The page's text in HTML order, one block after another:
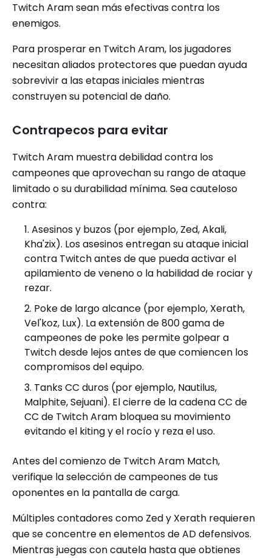
Twitch Aram sean más efectivas contra los
enemigos.
Para prosperar en Twitch Aram, los jugadores
necesitan aliados protectores que puedan ayuda
sobrevivir a las etapas iniciales mientras
construyen su potencial de daño.
Contrapecos para evitar
Twitch Aram muestra debilidad contra los
campeones que aprovechan su rango de ataque
limitado o su durabilidad mínima. Sea cauteloso
contra:
Asesinos y buzos (por ejemplo, Zed, Akali,
Kha'zix). Los asesinos entregan su ataque inicial
contra Twitch antes de que pueda activar el
apilamiento de veneno o la habilidad de rociar y
rezar.
Poke de largo alcance (por ejemplo, Xerath,
Vel'koz, Lux). La extensión de 800 gama de
campeones de poke les permite golpear a
Twitch desde lejos antes de que comiencen los
compromisos del equipo.
Tanks CC duros (por ejemplo, Nautilus,
Malphite, Sejuani). El cierre de la cadena CC de
CC de Twitch Aram bloquea su movimiento
evitando el kiting y el rocío y reza el uso.
Antes del comienzo de Twitch Aram Match,
verifique la selección de campeones de tus
oponentes en la pantalla de carga.
Múltiples contadores como Zed y Xerath requieren
que se concentre en elementos de AD defensivos.
Mientras juegas con cautela hasta que obtienes